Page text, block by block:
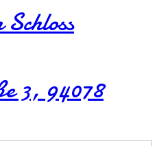
3, 94078